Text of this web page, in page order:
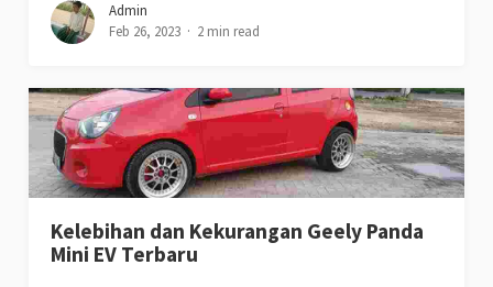
Admin
Feb 26, 2023
2 min read
Kelebihan dan Kekurangan Geely Panda
Mini EV Terbaru